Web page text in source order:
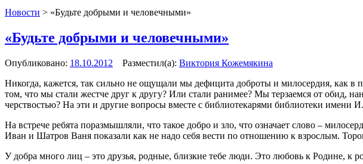
Новости > «Будьте добрыми и человечными»
«Будьте добрыми и человечными»
Опубликовано: 18.10.2012 Разместил(а): Виктория Кожемякина
Никогда, кажется, так сильно не ощущали мы дефицита доброты и милосердия, как в
том, что мы стали жестче друг к другу? Или стали ранимее? Мы терзаемся от обид,
черствостью? На эти и другие вопросы вместе с библиотекарями библиотеки
На встрече ребята поразмышляли, что такое добро и зло, что означает слово –
Иван и Шатров Ваня показали как не надо себя вести по отношению к взрослым.
У добра много лиц – это друзья, родные, близкие тебе люди. Это любовь к Родине, к